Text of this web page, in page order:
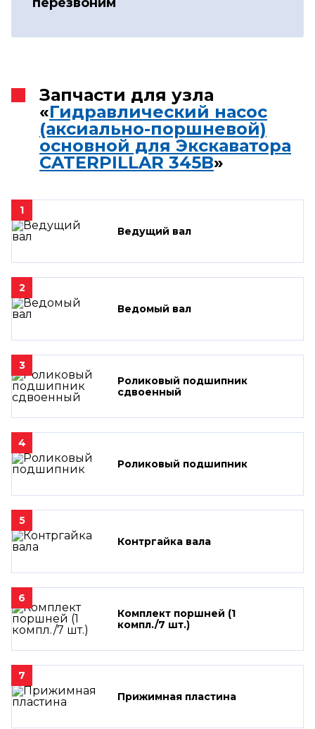
Запчасти для узла
«Гидравлический насос
(аксиально-поршневой)
основной для Экскаватора
CATERPILLAR 345B»
1
Ведущий вал
2
Ведомый вал
3
Роликовый подшипник
сдвоенный
4
Роликовый подшипник
5
Контргайка вала
6
Комплект поршней (1
компл./7 шт.)
7
Прижимная пластина